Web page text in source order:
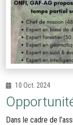
10 Oct. 2024
Dans le cadre de